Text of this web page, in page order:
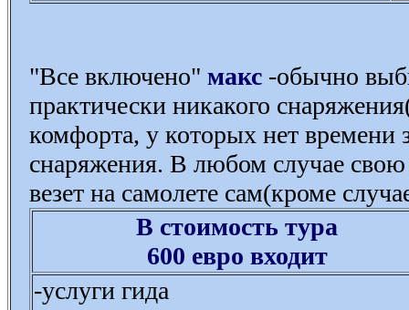
"Все включено" макс -обычно
практически никакого
комфорта, у которых нет времени
снаряжения. В любом случае свою
везет на самолете сам(кроме
В стоимость тура
600 евро входит
-услуги гида